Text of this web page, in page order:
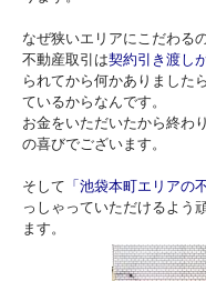
なぜ狭いエリアにこだわる
不動産取引は契約引き渡し
られてから何かありました
ているからなんです。
お金をいただいたから終わ
の喜びでございます。
そして 「池袋本町エリアの
っしゃっていただけるよう
ます。